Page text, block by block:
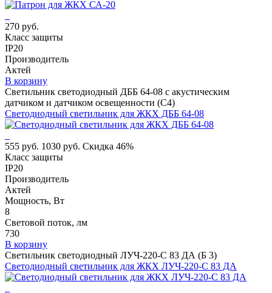
270 руб.
Класс защиты
IP20
Производитель
Актей
В корзину
Светильник светодиодный ДББ 64-08 с акустическим
датчиком и датчиком освещенности (С4)
Светодиодный светильник для ЖКХ ДББ 64-08
555 руб. 1030 руб. Скидка 46%
Класс защиты
IP20
Производитель
Актей
Мощность, Вт
8
Световой поток, лм
730
В корзину
Светильник светодиодный ЛУЧ-220-С 83 ДА (Б 3)
Светодиодный светильник для ЖКХ ЛУЧ-220-С 83 ДА